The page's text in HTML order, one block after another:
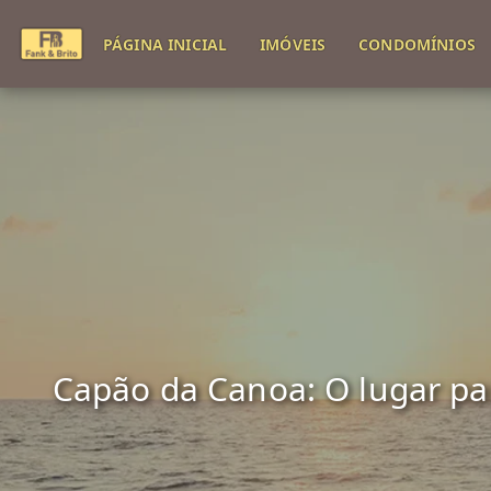
PÁGINA INICIAL IMÓVEIS CONDOMÍNIOS
Capão da Canoa: O lugar